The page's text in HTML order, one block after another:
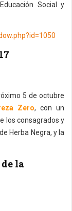
Social y
5 de octubre
Zero, con un
los consagrados y
Herba Negra, y la
la